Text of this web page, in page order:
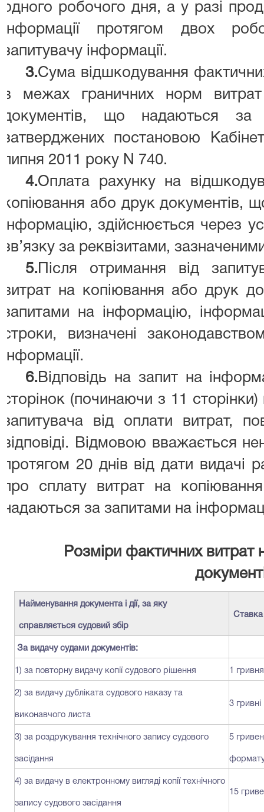
одного робочого дня, а у разі
інформації протягом двох
запитувачу інформації.
3.Сума відшкодування
в межах граничних норм
документів, що надаються
затверджених постановою
липня 2011 року N 740.
4.Оплата рахунку на
копіювання або друк документів,
інформацію, здійснюється через
зв’язку за реквізитами,
5. Після отримання від
витрат на копіювання або друк
запитами на інформацію,
строки, визначені
інформації.
6. Відповідь на запит на
сторінок (починаючи з 11
запитувача від оплати витрат,
відповіді. Відмовою вважається
протягом 20 днів від дати видачі
про сплату витрат на
надаються за запитами на
Розміри фактичних витрат
Найменування документа і дії, за яку
справляється судовий збір
Ставка
За видачу судами документів:
1) за повторну видачу копії судового рішення 1
2) за видачу дубліката судового наказу та
виконавчого листа
3 гривні
3) за роздрукування технічного запису судового
засідання
5
4) за видачу в електронному вигляді копії технічного
запису судового засідання
15